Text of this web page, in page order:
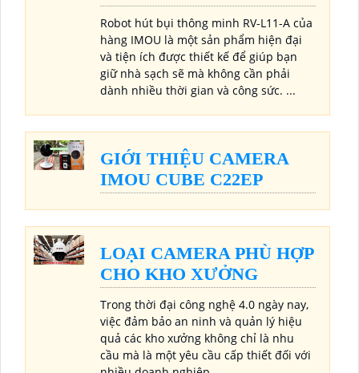
Robot hút bụi thông minh RV-L11-A của
hàng IMOU là một sản phẩm hiện đại
và tiện ích được thiết kế để giúp bạn
giữ nhà sạch sẽ mà không cần phải
dành nhiều thời gian và công sức. ...
GIỚI THIỆU CAMERA
IMOU CUBE C22EP
LOẠI CAMERA PHÙ HỢP
CHO KHO XƯỞNG
Trong thời đại công nghệ 4.0 ngày nay,
việc đảm bảo an ninh và quản lý hiệu
quả các kho xưởng không chỉ là nhu
cầu mà là một yêu cầu cấp thiết đối với